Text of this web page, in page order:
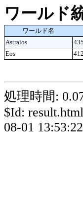
ワールド
ワールド名
Astraios
435
Eos
412
処理時間:
$Id:
08-01